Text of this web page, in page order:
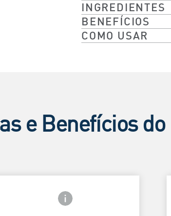
INGREDIENTES
BENEFÍCIOS
COMO USAR
e Benefícios
Ícone de informações frontais